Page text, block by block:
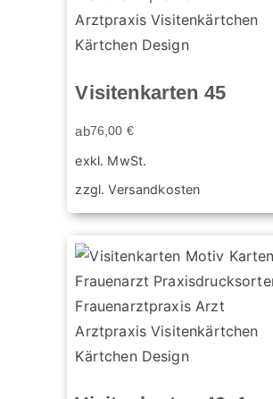
Visitenkarten 45
ab76,00 €
exkl. MwSt.
zzgl.Versandkosten